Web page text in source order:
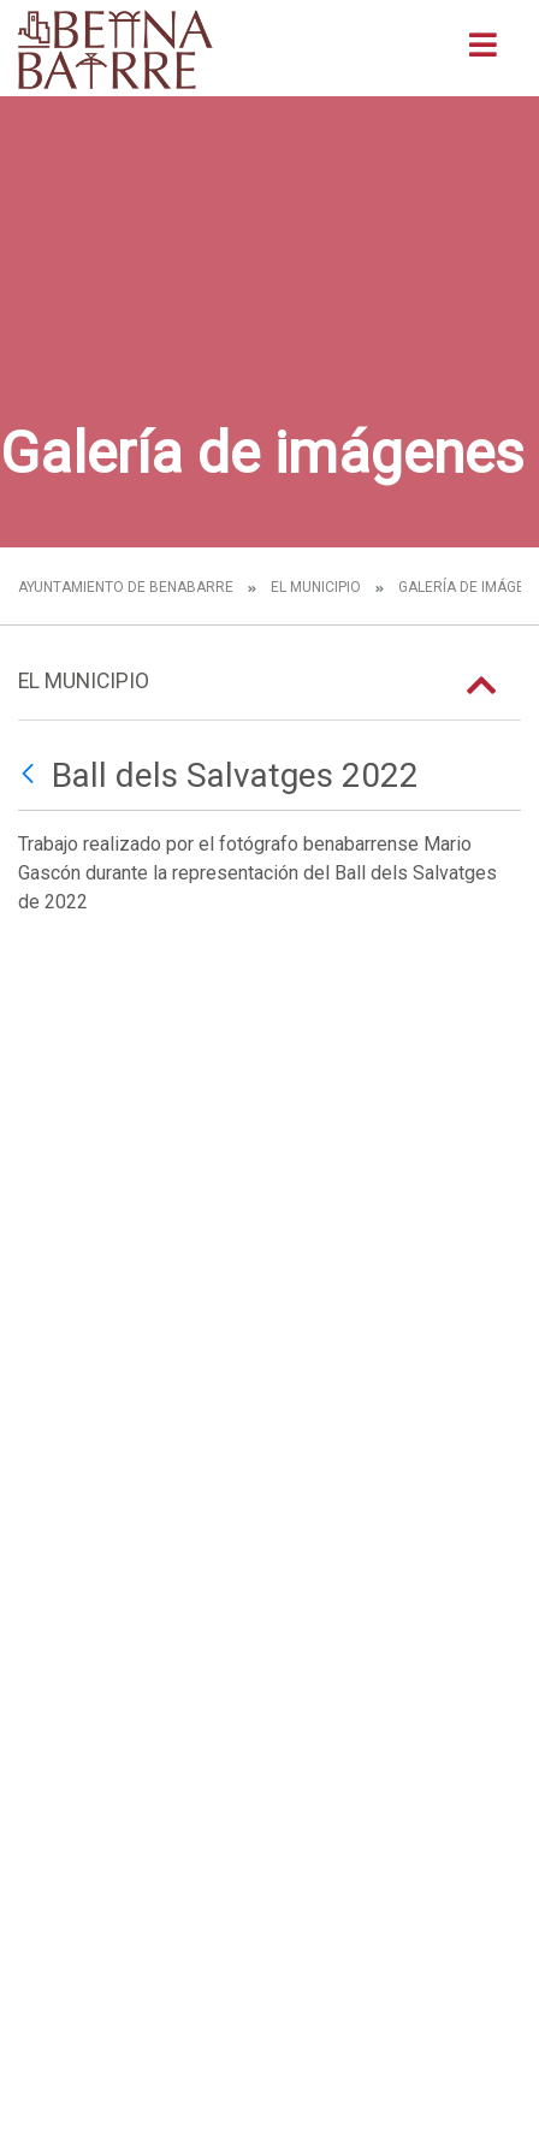
Galería de imágenes
AYUNTAMIENTO DE BENABARRE EL MUNICIPIO GALERÍA DE
EL MUNICIPIO
Ball dels Salvatges 2022
Trabajo realizado por el fotógrafo benabarrense Mario
Gascón durante la representación del Ball dels Salvatges
de 2022